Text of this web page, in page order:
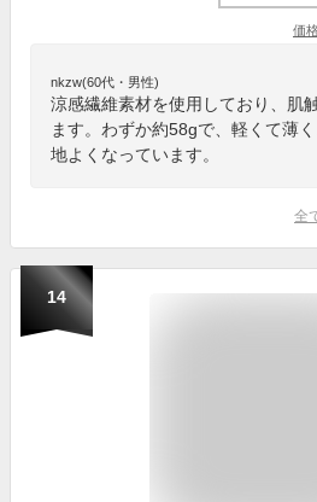
価
nkzw(60代・男性)
涼感繊維素材を使用しており、肌
ます。わずか約58gで、軽くて薄
地よくなっています。
全
14